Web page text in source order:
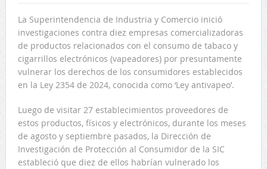
La Superintendencia de Industria y Comercio inició
investigaciones contra diez empresas comercializadoras
de productos relacionados con el consumo de tabaco y
cigarrillos electrónicos (vapeadores) por presuntamente
vulnerar los derechos de los consumidores establecidos
en la Ley 2354 de 2024, conocida como ‘Ley antivapeo’.
Luego de visitar 27 establecimientos proveedores de
estos productos, físicos y electrónicos, durante los meses
de agosto y septiembre pasados, la Dirección de
Investigación de Protección al Consumidor de la SIC
estableció que diez de ellos habrían vulnerado los